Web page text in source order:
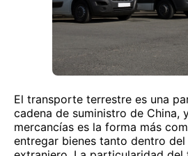
El transporte terrestre es una
cadena de suministro de China,
mercancías es la forma más
entregar bienes tanto dentro